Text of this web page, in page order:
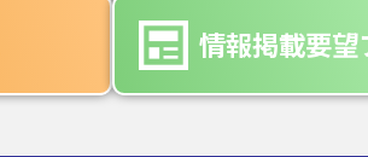
情報掲載要望